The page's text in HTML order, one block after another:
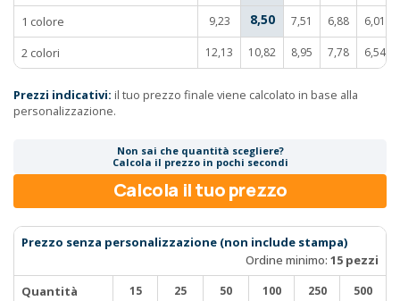
1 colore 9,23 8,50 7,51 6,88 6,01
2 colori 12,13 10,82 8,95 7,78 6,54
Prezzi indicativi: il tuo prezzo finale viene calcolato in base alla
personalizzazione.
Non sai che quantità scegliere?
Calcola il prezzo in pochi secondi
Calcola il tuo prezzo
Prezzo senza personalizzazione (non include stampa)
Ordine minimo: 15 pezzi
Quantità
15 25 50 100 250 500